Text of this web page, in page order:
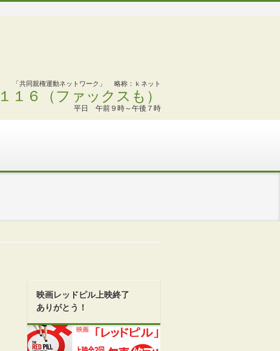
「共同親権運動ネットワーク」 略称：ｋネット
１６（ファックスも）
平日 午前９時～午後７時
映画レッドピル上映終了
ありがとう！